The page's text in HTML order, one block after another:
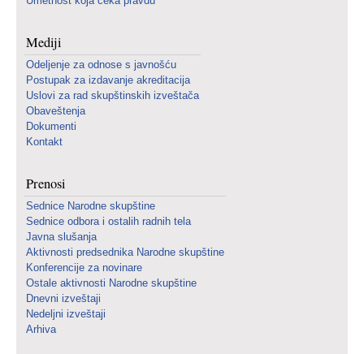
Mediji
Odeljenje za odnose s javnošću
Postupak za izdavanje akreditacija
Uslovi za rad skupštinskih izveštača
Obaveštenja
Dokumenti
Kontakt
Prenosi
Sednice Narodne skupštine
Sednice odbora i ostalih radnih tela
Javna slušanja
Aktivnosti predsednika Narodne skupštine
Konferencije za novinare
Ostale aktivnosti Narodne skupštine
Dnevni izveštaji
Nedeljni izveštaji
Arhiva